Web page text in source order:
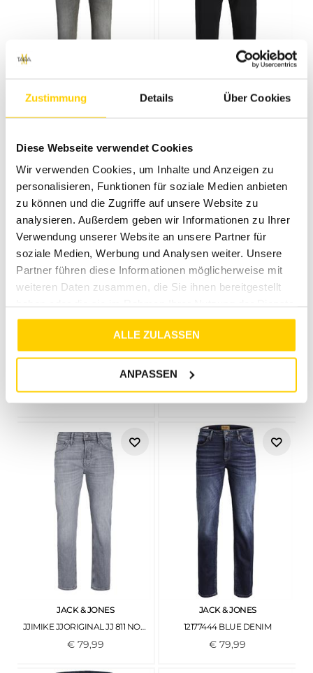
Zustimmung Details Über Cookies
Diese Webseite verwendet Cookies
Wir verwenden Cookies, um Inhalte und Anzeigen zu
personalisieren, Funktionen für soziale Medien anbieten
zu können und die Zugriffe auf unsere Website zu
analysieren. Außerdem geben wir Informationen zu Ihrer
Verwendung unserer Website an unsere Partner für
soziale Medien, Werbung und Analysen weiter. Unsere
Partner führen diese Informationen möglicherweise mit
weiteren Daten zusammen, die Sie ihnen bereitgestellt
gesammelt haben.
ALLE ZULASSEN
ANPASSEN
33%
JACK & JONES
€89,99 €59,99
JPSTKANE SOHO SWEAT PANTS NOOS TURBULENCE
JACK & JONES
JJIMIKE JJORIGINAL JJ 811 NOOS GREY DENIM
€ 79,99
JACK & JONES
12177444 BLUE DENIM
€79,99